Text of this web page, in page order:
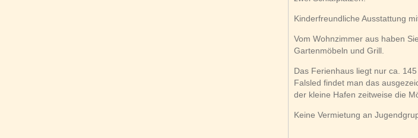
Kinderfreundliche Ausstattung
Vom Wohnzimmer aus haben
Gartenmöbeln und Grill.
Das Ferienhaus liegt nur ca.
Falsled findet man das
der kleine Hafen zeitweise die
Keine Vermietung an